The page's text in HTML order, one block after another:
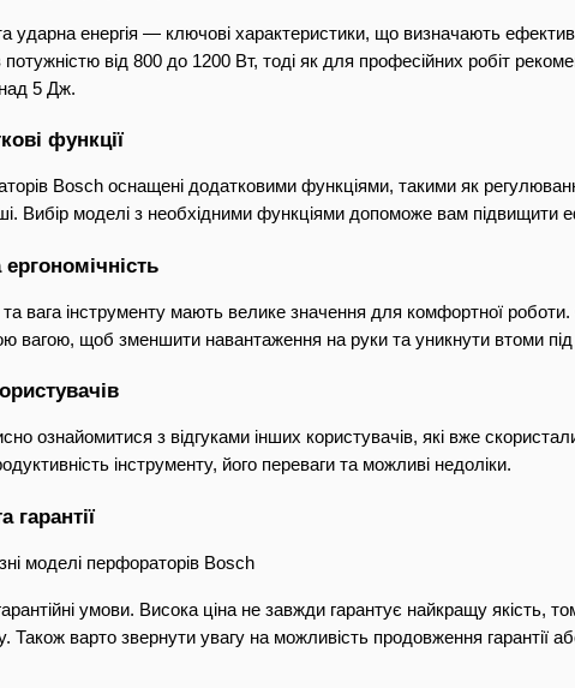
ударна енергія — ключові характеристики, що визначають
від 800 до 1200 Вт, тоді як для професійних робіт
5 Дж.
функції
Bosch оснащені додатковими функціями, такими як
Вибір моделі з необхідними функціями допоможе вам підвищити
та вага інструменту мають велике значення для комфортної
вагою, щоб зменшити навантаження на руки та уникнути втоми під
ознайомитися з відгуками інших користувачів, які вже
інструменту, його переваги та можливі недоліки.
гарантії
моделі перфораторів Bosch
умови. Висока ціна не завжди гарантує найкращу якість,
варто звернути увагу на можливість продовження гарантії